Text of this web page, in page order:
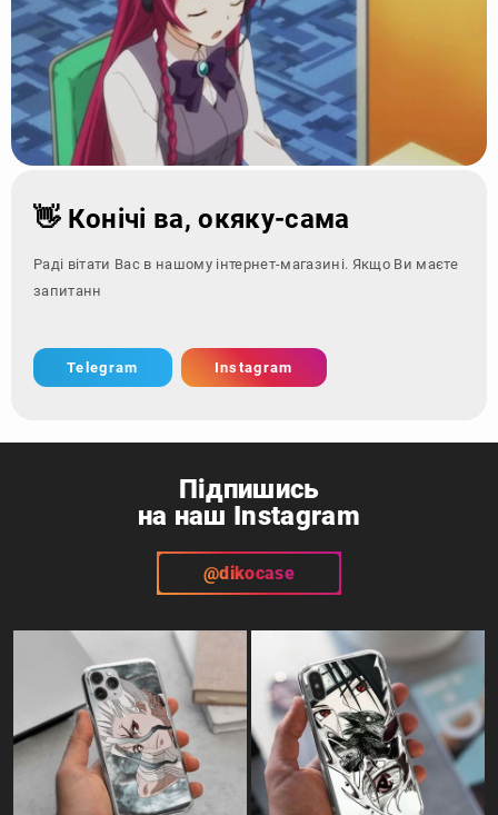
👋 Конічі ва, окяку-сама
Раді вітати Вас в нашому інтернет-магазині. Якщо Ви маєте
запитання - зверніть
Telegram Instagram
Підпишись
на наш Instagram
@dikocase